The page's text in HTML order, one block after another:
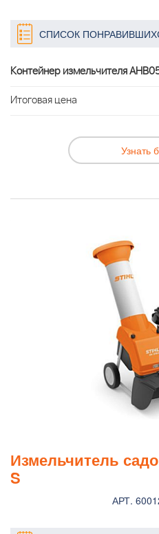
СПИСОК
Контейнер измельчителя
Итоговая цена
Узнать
Измельчитель
S
АРТ.